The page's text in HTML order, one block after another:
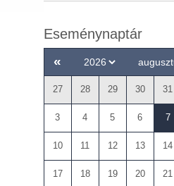
Eseménynaptár
«
27 28 29 30 31
3 4 5 6 7
10 11 12 13 14
17 18 19 20 21